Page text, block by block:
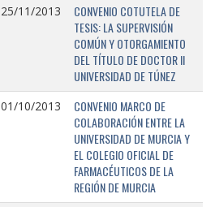
25/11/2013
CONVENIO COTUTELA DE
TESIS: LA SUPERVISIÓN
COMÚN Y OTORGAMIENTO
DEL TÍTULO DE DOCTOR II
UNIVERSIDAD DE TÚNEZ
01/10/2013
CONVENIO MARCO DE
COLABORACIÓN ENTRE LA
UNIVERSIDAD DE MURCIA Y
EL COLEGIO OFICIAL DE
FARMACÉUTICOS DE LA
REGIÓN DE MURCIA